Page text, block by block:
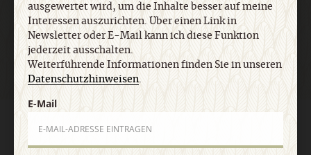
Jetzt anmelden
AGB und Widerrufsbelehrung
ausgewertet wird, um die Inhalte besser auf meine
Interessen auszurichten. Über einen Link in
Newsletter oder E-Mail kann ich diese Funktion
jederzeit ausschalten.
Weiterführende Informationen finden Sie in unseren
Datenschutzhinweisen.
E-Mail